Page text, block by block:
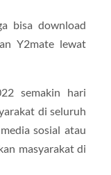
bisa download
Y2mate lewat
semakin hari
di seluruh
sosial atau
masyarakat di